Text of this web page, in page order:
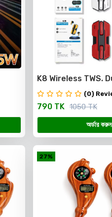
K8 Wireless TWS.
Microphone, Clear
Quality
(0)
790 TK 1050 TK
অর্ডার করুন
27%